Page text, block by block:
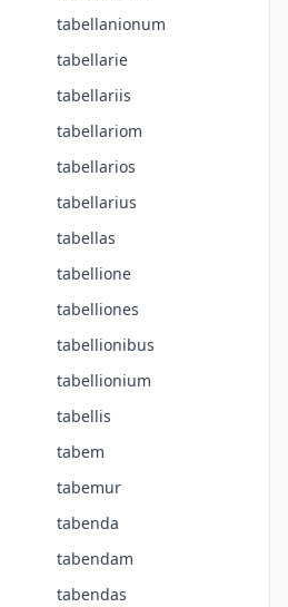
tabellanionum
tabellarie
tabellariis
tabellariom
tabellarios
tabellarius
tabellas
tabellione
tabelliones
tabellionibus
tabellionium
tabellis
tabem
tabemur
tabenda
tabendam
tabendas